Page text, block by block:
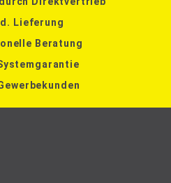
Lieferung
Beratung